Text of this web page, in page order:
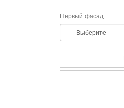
Первый фасад